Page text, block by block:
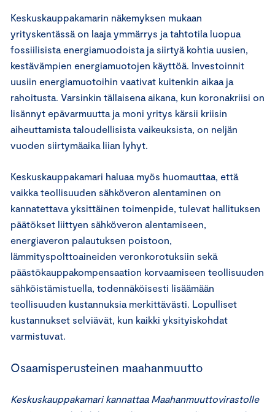
Keskuskauppakamarin näkemyksen mukaan
yrityskentässä on laaja ymmärrys ja tahtotila luopua
fossiilisista energiamuodoista ja siirtyä kohtia uusien,
kestävämpien energiamuotojen käyttöä. Investoinnit
uusiin energiamuotoihin vaativat kuitenkin aikaa ja
rahoitusta. Varsinkin tällaisena aikana, kun koronakriisi on
lisännyt epävarmuutta ja moni yritys kärsii kriisin
aiheuttamista taloudellisista vaikeuksista, on neljän
vuoden siirtymäaika liian lyhyt.
Keskuskauppakamari haluaa myös huomauttaa, että
vaikka teollisuuden sähköveron alentaminen on
kannatettava yksittäinen toimenpide, tulevat hallituksen
päätökset liittyen sähköveron alentamiseen,
energiaveron palautuksen poistoon,
lämmityspolttoaineiden veronkorotuksiin sekä
päästökauppakompensaation korvaamiseen teollisuuden
sähköistämistuella, todennäköisesti lisäämään
teollisuuden kustannuksia merkittävästi. Lopulliset
kustannukset selviävät, kun kaikki yksityiskohdat
varmistuvat.
Osaamisperusteinen maahanmuutto
Keskuskauppakamari kannattaa Maahanmuuttovirastolle